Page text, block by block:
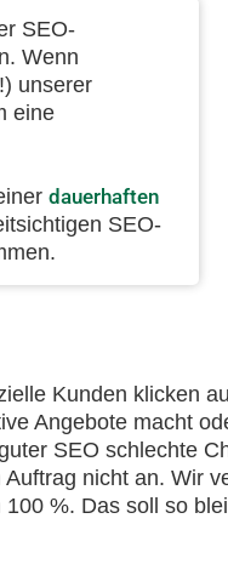
SEO-
Wenn
unserer
eine
dauerhaften
SEO-
Kunden klicken
Angebote macht
SEO schlechte
nicht an. Wir
%. Das soll so